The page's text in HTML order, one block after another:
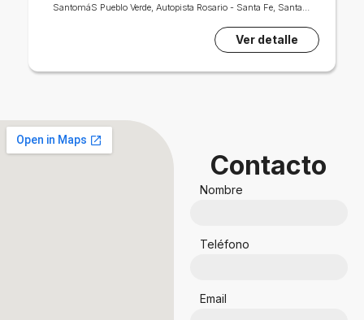
LOS DOMINGOS - Barrio Abierto, Sauce Viejo, Santa Fe, Argentina
Ver detalle
Contacto
Nombre
Teléfono
Email